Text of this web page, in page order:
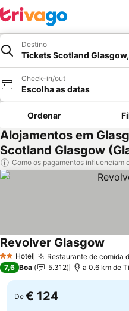
Destino
Tickets Scotland
Check-in/out
Escolha as datas
Ordenar
Alojamentos em
Scotland Glasgow
Como os pagamentos influenciam
2 Estrelas
Hotel Restaurante de comida
Revolver Glasgow
7,6 Boa 5.312 a 0.6 km de
De € 124